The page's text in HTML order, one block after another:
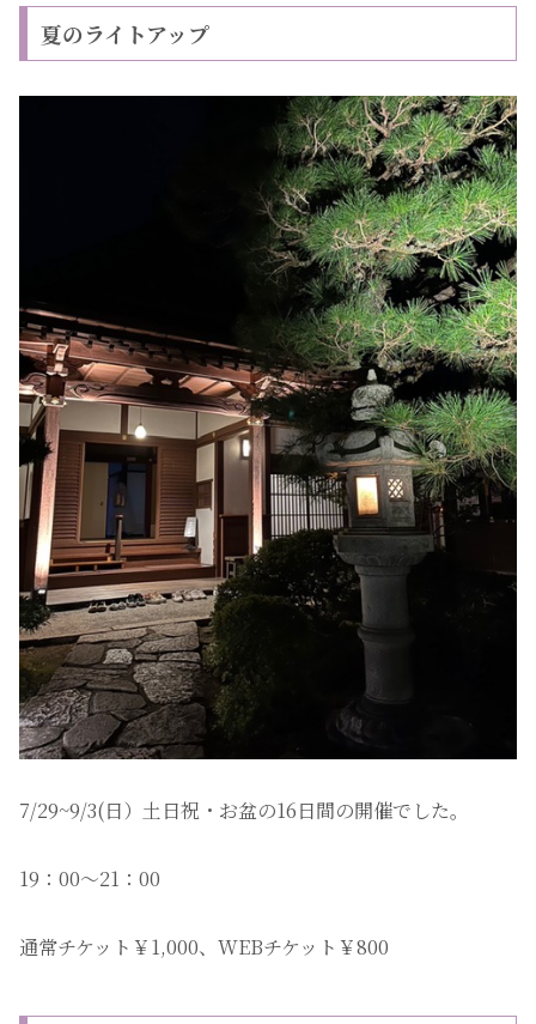
夏のライトアップ
7/29~9/3(日）土日祝・お盆の16日間の開催でした。
19：00〜21：00
通常チケット￥1,000、WEBチケット￥800